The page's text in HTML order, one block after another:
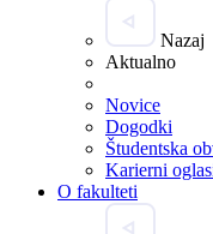
Nazaj
Aktualno
Novice
Dogodki
Študentska
Karierni
O fakulteti